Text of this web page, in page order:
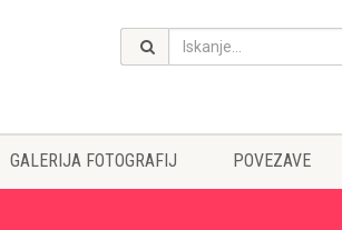
GALERIJA FOTOGRAFIJ POVEZAVE